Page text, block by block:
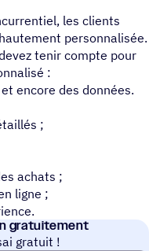
les clients
personnalisée.
tenir compte pour
:
encore des données.
;
achats ;
ligne ;
gratuitement
gratuit !